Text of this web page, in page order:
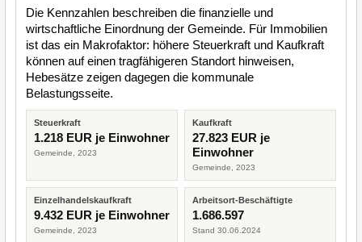
Die Kennzahlen beschreiben die finanzielle und
wirtschaftliche Einordnung der Gemeinde. Für Immobilien
ist das ein Makrofaktor: höhere Steuerkraft und Kaufkraft
können auf einen tragfähigeren Standort hinweisen,
Hebesätze zeigen dagegen die kommunale
Belastungsseite.
Steuerkraft
1.218 EUR je Einwohner
Gemeinde, 2023
Kaufkraft
27.823 EUR je
Einwohner
Gemeinde, 2023
Einzelhandelskaufkraft
9.432 EUR je Einwohner
Gemeinde, 2023
Arbeitsort-Beschäftigte
1.686.597
Stand 30.06.2024